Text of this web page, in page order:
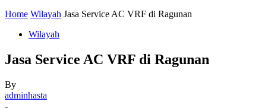
Home Wilayah Jasa Service AC VRF di Ragunan
Wilayah
Jasa Service AC VRF di Ragunan
By
adminhasta
-